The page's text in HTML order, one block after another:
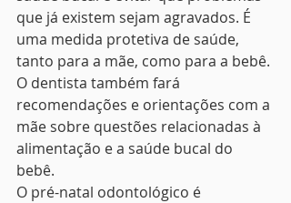
que já existem sejam agravados. É
uma medida protetiva de saúde,
tanto para a mãe, como para a bebê.
O dentista também fará
recomendações e orientações com a
mãe sobre questões relacionadas à
alimentação e a saúde bucal do
bebê.
O pré-natal odontológico é